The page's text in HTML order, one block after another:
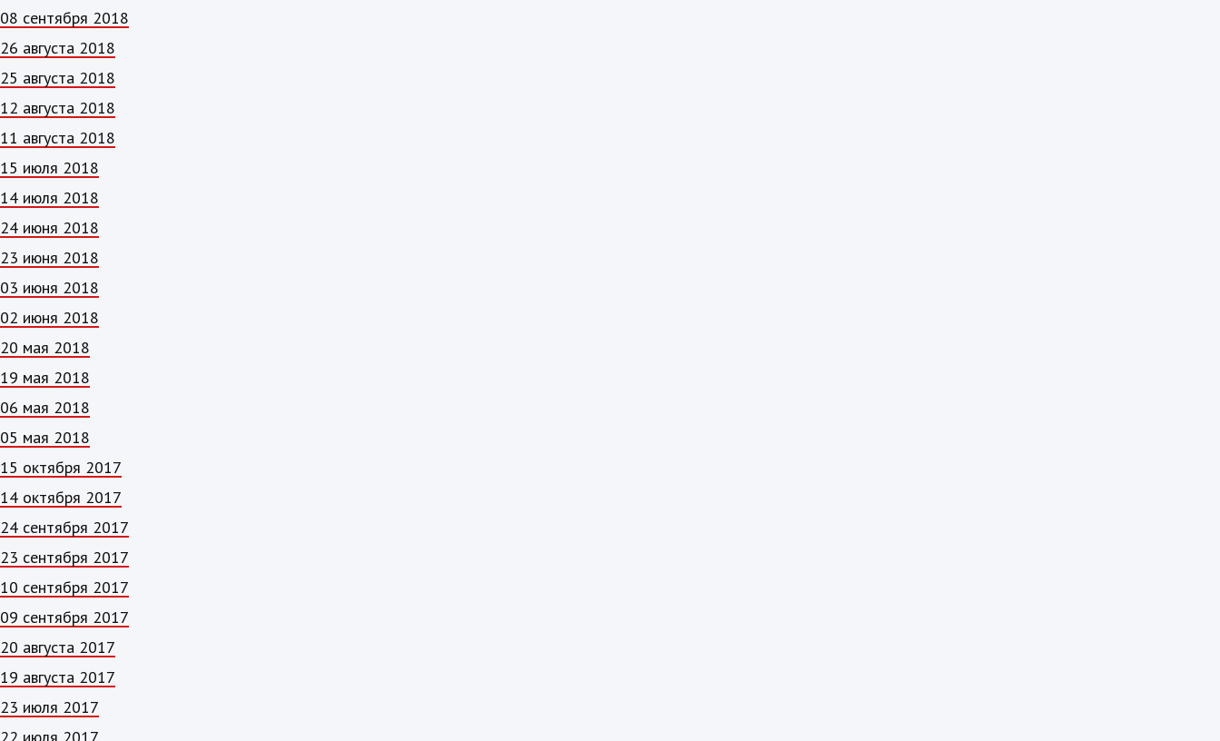
08 сентября 2018
26 августа 2018
25 августа 2018
12 августа 2018
11 августа 2018
15 июля 2018
14 июля 2018
24 июня 2018
23 июня 2018
03 июня 2018
02 июня 2018
20 мая 2018
19 мая 2018
06 мая 2018
05 мая 2018
15 октября 2017
14 октября 2017
24 сентября 2017
23 сентября 2017
10 сентября 2017
09 сентября 2017
20 августа 2017
19 августа 2017
23 июля 2017